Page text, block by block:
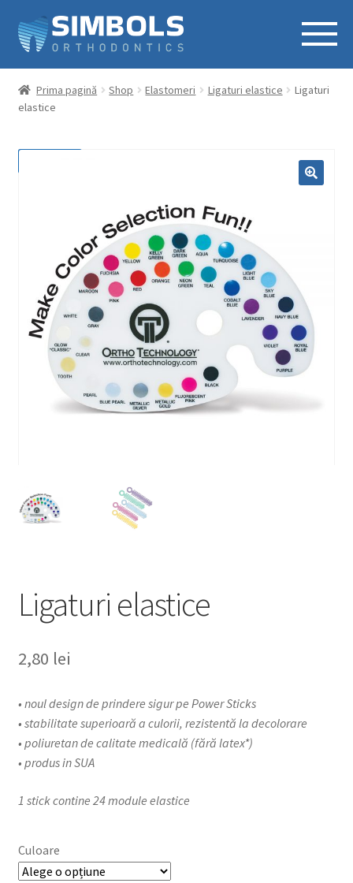
Prima pagină Shop Elastomeri Ligaturi elastice
Ligaturi
elastice
Ligaturi elastice
2,80 lei
• noul design de prindere sigur pe Power Sticks
• stabilitate superioară a culorii, rezistentă la decolorare
• poliuretan de calitate medicală (fără latex*)
• produs in SUA
1 stick contine 24 module elastice
Culoare